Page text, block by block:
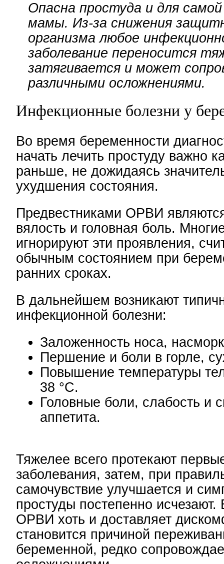
Опасна простуда и для
мамы. Из-за снижения
организма любое
заболевание переносится
затягивается и может
различными осложнениями.
Инфекционные болезни у
Во время беременности
начать лечить простуду важно
раньше, не дожидаясь
ухудшения состояния.
Предвестниками ОРВИ
вялость и головная боль.
игнорируют эти проявления,
обычным состоянием при
ранних сроках.
В дальнейшем возникают
инфекционной болезни:
Заложенность носа,
Першение и боли в горле,
Повышение температуры
38 °C.
Головные боли, слабость и
аппетита.
Тяжелее всего протекают
заболевания, затем, при
самочувствие улучшается и
простуды постепенно исчезают.
ОРВИ хоть и доставляет
становится причиной
беременной, редко